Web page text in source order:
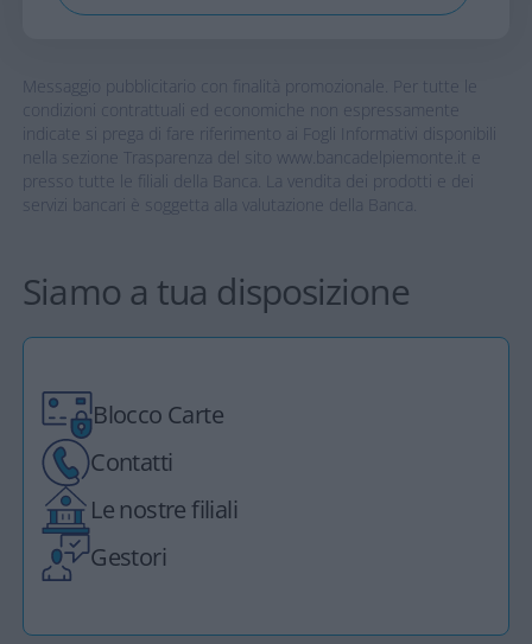
Messaggio pubblicitario con finalità promozionale. Per tutte le
condizioni contrattuali ed economiche non espressamente
indicate si prega di fare riferimento ai Fogli Informativi disponibili
nella sezione Trasparenza del sito www.bancadelpiemonte.it e
presso tutte le filiali della Banca. La vendita dei prodotti e dei
servizi bancari è soggetta alla valutazione della Banca.
Siamo a tua disposizione
Blocco Carte
Contatti
Le nostre filiali
Gestori